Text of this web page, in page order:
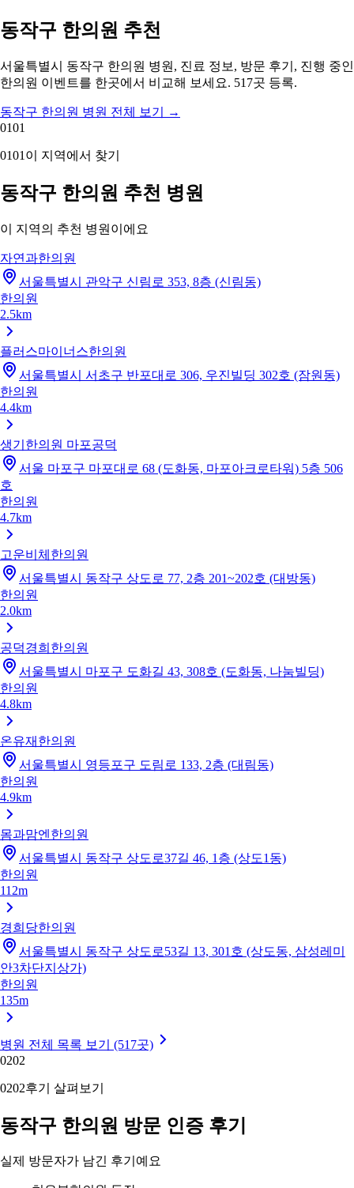
동작구 한의원 추천
서울특별시 동작구 한의원 병원, 진료 정보, 방문 후기, 진행 중인
한의원 이벤트를 한곳에서 비교해 보세요. 517곳 등록.
동작구 한의원 병원 전체 보기
→
0101
0101 이 지역에서 찾기
동작구 한의원 추천 병원
이 지역의 추천 병원이에요
자연과한의원
서울특별시 관악구 신림로 353, 8층 (신림동)
한의원
2.5km
플러스마이너스한의원
서울특별시 서초구 반포대로 306, 우진빌딩 302호 (잠원동)
한의원
4.4km
생기한의원 마포공덕
서울 마포구 마포대로 68 (도화동, 마포아크로타워) 5층 506
호
한의원
4.7km
고운비체한의원
서울특별시 동작구 상도로 77, 2층 201~202호 (대방동)
한의원
2.0km
공덕경희한의원
서울특별시 마포구 도화길 43, 308호 (도화동, 나눔빌딩)
한의원
4.8km
온유재한의원
서울특별시 영등포구 도림로 133, 2층 (대림동)
한의원
4.9km
몸과맘엔한의원
서울특별시 동작구 상도로37길 46, 1층 (상도1동)
한의원
112m
경희당한의원
서울특별시 동작구 상도로53길 13, 301호 (상도동, 삼성레미
안3차단지상가)
한의원
135m
병원 전체 목록 보기 (517곳)
0202
0202후기 살펴보기
동작구 한의원 방문 인증 후기
실제 방문자가 남긴 후기예요